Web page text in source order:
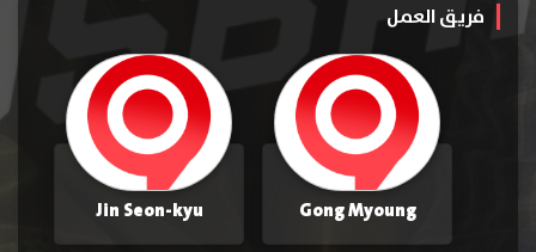
فريق العمل
Gong Myoung
Jin Seon-kyu